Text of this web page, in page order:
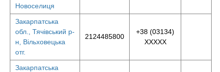
Новоселиця
Закарпатська
обл., Тячівський р-
н, Вільховецька
отг.
2124485800
+38 (03134)
XXXXX
Закарпатська